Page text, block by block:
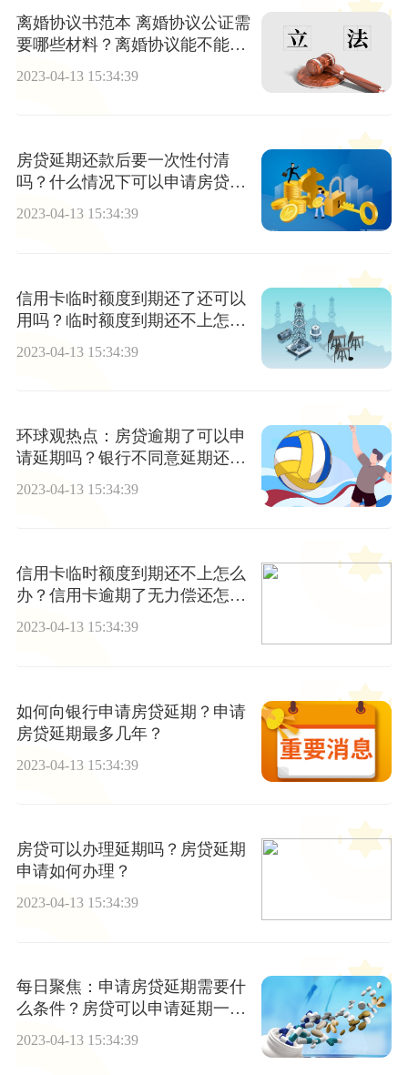
离婚协议书范本 离婚协议公证需
要哪些材料？离婚协议能不能公
2023-04-13 15:34:39
房贷延期还款后要一次性付清
吗？什么情况下可以申请房贷延
期还款？
2023-04-13 15:34:39
信用卡临时额度到期还了还可以
用吗？临时额度到期还不上怎么
2023-04-13 15:34:39
环球观热点：房贷逾期了可以申
请延期吗？银行不同意延期还款
2023-04-13 15:34:39
信用卡临时额度到期还不上怎么
办？信用卡逾期了无力偿还怎么
办
2023-04-13 15:34:39
如何向银行申请房贷延期？申请
房贷延期最多几年？
2023-04-13 15:34:39
房贷可以办理延期吗？房贷延期
申请如何办理？
2023-04-13 15:34:39
每日聚焦：申请房贷延期需要什
么条件？房贷可以申请延期一年
吗？
2023-04-13 15:34:39